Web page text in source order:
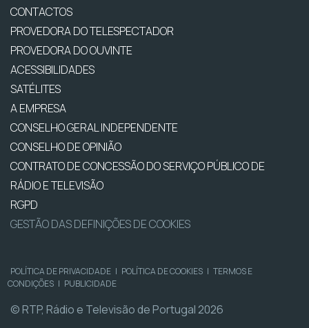
CONTACTOS
PROVEDORA DO TELESPECTADOR
PROVEDORA DO OUVINTE
ACESSIBILIDADES
SATÉLITES
A EMPRESA
CONSELHO GERAL INDEPENDENTE
CONSELHO DE OPINIÃO
CONTRATO DE CONCESSÃO DO SERVIÇO PÚBLICO DE
RÁDIO E TELEVISÃO
RGPD
GESTÃO DAS DEFINIÇÕES DE COOKIES
POLÍTICA DE PRIVACIDADE | POLÍTICA DE COOKIES | TERMOS E
CONDIÇÕES | PUBLICIDADE
© RTP, Rádio e Televisão de Portugal 2026